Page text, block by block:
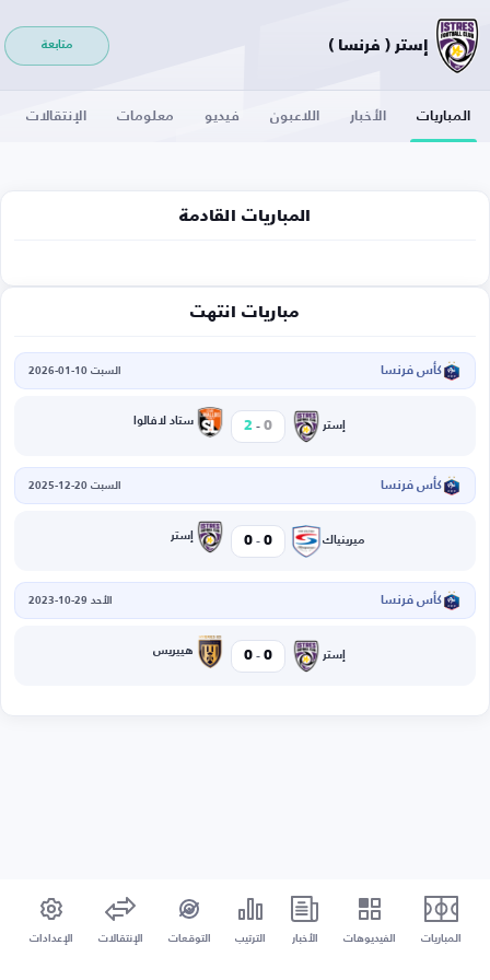
إستر ( فرنسا ) متابعة
المباريات الأخبار اللاعبون فيديو معلومات الإنتقالات
المباريات القادمة
مباريات انتهت
كأس فرنسا السبت 10-01-2026
إستر 0
-
2 ستاد لافالوا
كأس فرنسا السبت 20-12-2025
ميرينياك 0
-
0 إستر
كأس فرنسا الأحد 29-10-2023
إستر 0
-
0 هييريس
المباريات الفيديوهات الأخبار الترتيب التوقعات الإنتقالات الإعدادات